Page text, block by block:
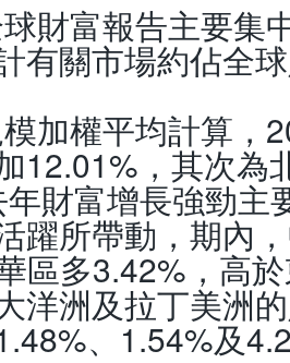
財富報告主要集
有關市場約佔全
加權平均計算，
12.01%，其次為
財富增長強勁主
躍所帶動，期內
區多3.42%，高
洋洲及拉丁美洲
、1.54%及